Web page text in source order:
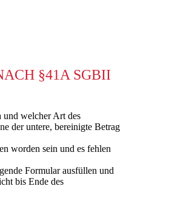
§41A SGBII
welcher Art des
der untere, bereinigte Betrag
worden sein und es fehlen
Formular ausfüllen und
bis Ende des